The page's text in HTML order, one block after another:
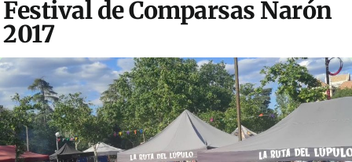
Festival de Comparsas Narón
2017